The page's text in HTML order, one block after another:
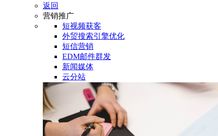
返回
营销推广
短视频获客
外贸搜索引擎优化
短信营销
EDM邮件群发
新闻媒体
云分站